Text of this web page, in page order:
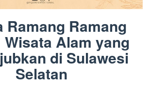
Ramang Ramang
Wisata Alam yang
di Sulawesi
Selatan